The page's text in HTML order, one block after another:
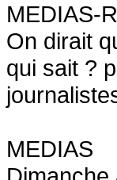
MEDIAS-
On dirait
qui sait ?
MEDIAS